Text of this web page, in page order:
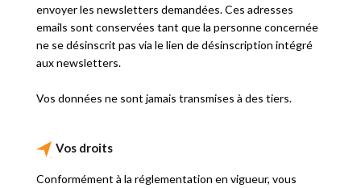
envoyer les newsletters demandées. Ces adresses
emails sont conservées tant que la personne concernée
ne se désinscrit pas via le lien de désinscription intégré
aux newsletters.
Vos données ne sont jamais transmises à des tiers.
Vos droits
Conformément à la réglementation en vigueur, vous